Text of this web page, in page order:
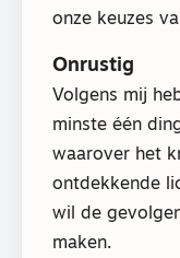
onze keuzes
Onrustig
Volgens mij
minste één
waarover het
ontdekkende
wil de
maken.